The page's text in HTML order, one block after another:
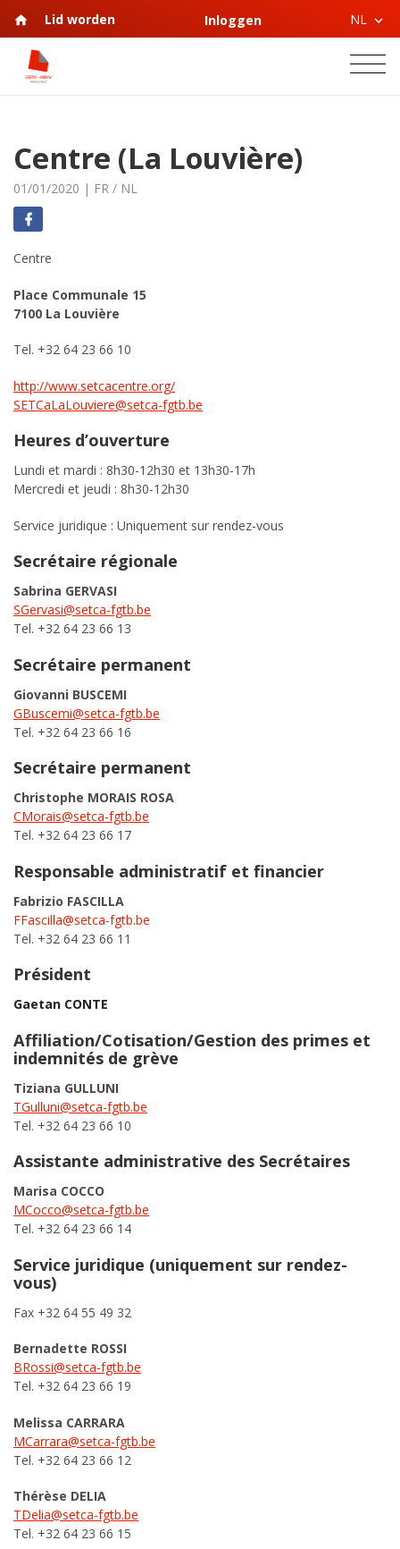
Lid worden Inloggen NL
Centre (La Louvière)
01/01/2020 | FR / NL
Centre
Place Communale 15
7100 La Louvière
Tel. +32 64 23 66 10
http://www.setcacentre.org/
SETCaLaLouviere@setca-fgtb.be
Heures d’ouverture
Lundi et mardi : 8h30-12h30 et 13h30-17h
Mercredi et jeudi : 8h30-12h30
Service juridique : Uniquement sur rendez-vous
Secrétaire régionale
Sabrina GERVASI
SGervasi@setca-fgtb.be
Tel. +32 64 23 66 13
Secrétaire permanent
Giovanni BUSCEMI
GBuscemi@setca-fgtb.be
Tel. +32 64 23 66 16
Secrétaire permanent
Christophe MORAIS ROSA
CMorais@setca-fgtb.be
Tel. +32 64 23 66 17
Responsable administratif et financier
Fabrizio FASCILLA
FFascilla@setca-fgtb.be
Tel. +32 64 23 66 11
Président
Gaetan CONTE
Affiliation/Cotisation/Gestion des primes et
indemnités de grève
Tiziana GULLUNI
TGulluni@setca-fgtb.be
Tel. +32 64 23 66 10
Assistante administrative des Secrétaires
Marisa COCCO
MCocco@setca-fgtb.be
Tel. +32 64 23 66 14
Service juridique (uniquement sur rendez-
vous)
Fax +32 64 55 49 32
Bernadette ROSSI
BRossi@setca-fgtb.be
Tel. +32 64 23 66 19
Melissa CARRARA
MCarrara@setca-fgtb.be
Tel. +32 64 23 66 12
Thérèse DELIA
TDelia@setca-fgtb.be
Tel. +32 64 23 66 15